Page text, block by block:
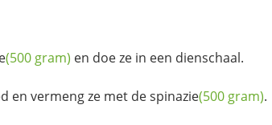
(500 gram) en doe ze in een dienschaal.
en vermeng ze met despinazie(500 gram).